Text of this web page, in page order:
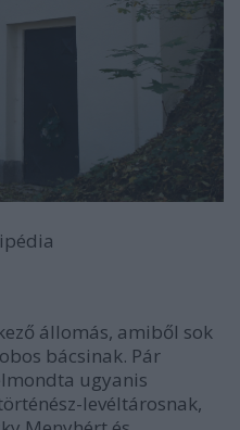
állomás, amiből sok
bácsinak. Pár
ugyanis
levéltárosnak,